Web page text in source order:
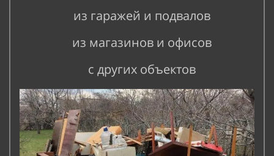
из гаражей и подвалов
из магазинов и офисов
с других объектов